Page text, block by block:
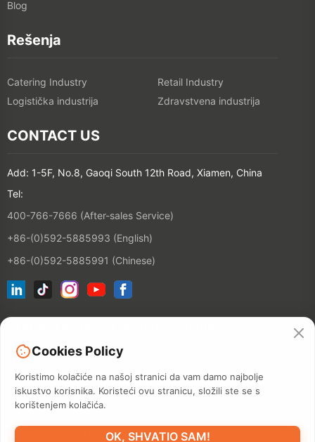
Blog
Rešenja
Catering Industry
Retail Industry
Logistička industrija
Zdravstvena industrija
CONTACT US
Add: 1-5F, No.8, Gaoqi South 12th Road, Xiamen, China
Tel:
400-766-7666 (After-sales Service)
+86-(0)592-5885993 (English)
+86-(0)592-5885991 (Chinese)
©2026 XIAMEN HANIN CO., LTD.POLITIKA PRIVATNOSTI
TERM
Cookies Policy
Koristimo kolačiće na našoj stranici da vam damo najbolje
iskustvo korisnika. Koristeći ovu stranicu, složili ste se s
korištenjem kolačića.
OK, SHVATIO SAM!